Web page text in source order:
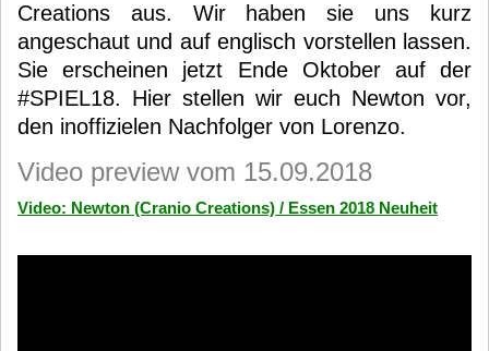
Creations aus. Wir haben sie uns kurz
angeschaut und auf englisch vorstellen lassen.
Sie erscheinen jetzt Ende Oktober auf der
#SPIEL18. Hier stellen wir euch Newton vor,
den inoffizielen Nachfolger von Lorenzo.
Video preview vom 15.09.2018
Video: Newton (Cranio Creations) / Essen 2018 Neuheit